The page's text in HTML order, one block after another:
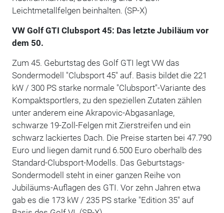
Leichtmetallfelgen beinhalten. (SP-X)
VW Golf GTI Clubsport 45: Das letzte Jubiläum vor
dem 50.
Zum 45. Geburtstag des Golf GTI legt VW das
Sondermodell "Clubsport 45" auf. Basis bildet die 221
kW / 300 PS starke normale "Clubsport"-Variante des
Kompaktsportlers, zu den speziellen Zutaten zählen
unter anderem eine Akrapovic-Abgasanlage,
schwarze 19-Zoll-Felgen mit Zierstreifen und ein
schwarz lackiertes Dach. Die Preise starten bei 47.790
Euro und liegen damit rund 6.500 Euro oberhalb des
Standard-Clubsport-Modells. Das Geburtstags-
Sondermodell steht in einer ganzen Reihe von
Jubiläums-Auflagen des GTI. Vor zehn Jahren etwa
gab es die 173 kW / 235 PS starke "Edition 35" auf